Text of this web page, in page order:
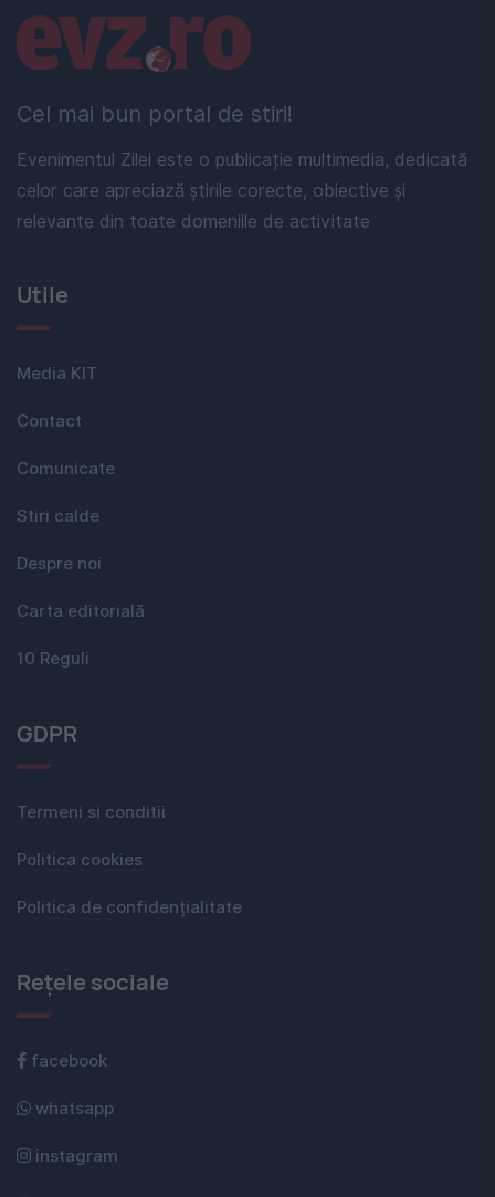
Cel mai bun portal de stiri!
Evenimentul Zilei este o publicație multimedia, dedicată
celor care apreciază știrile corecte, obiective și
relevante din toate domeniile de activitate
Linkuri utile
Utile
Media KIT
Contact
Comunicate
Stiri calde
Despre noi
Carta editorială
10 Reguli
GDPR
Termeni si conditii
Politica cookies
Politica de confidențialitate
Rețele sociale
facebook
whatsapp
instagram